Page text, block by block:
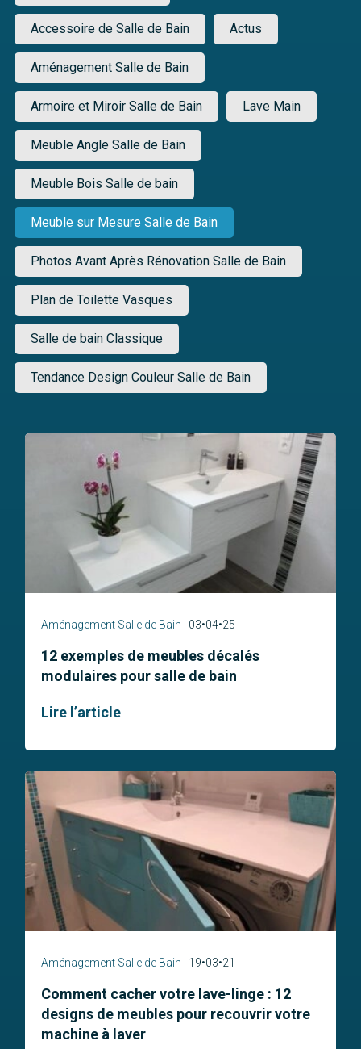
Accessoire de Salle de Bain Actus
Aménagement Salle de Bain
Armoire et Miroir Salle de Bain Lave Main
Meuble Angle Salle de Bain
Meuble Bois Salle de bain
Meuble sur Mesure Salle de Bain
Photos Avant Après Rénovation Salle de Bain
Plan de Toilette Vasques
Salle de bain Classique
Tendance Design Couleur Salle de Bain
Aménagement Salle de Bain 03•04•25
12 exemples de meubles décalés
modulaires pour salle de bain
Lire l’article
Aménagement Salle de Bain 19•03•21
Comment cacher votre lave-linge : 12
designs de meubles pour recouvrir votre
machine à laver